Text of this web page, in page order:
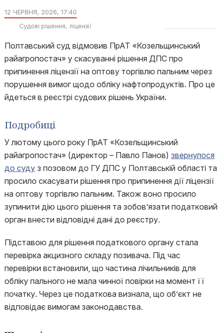
12 ЧЕРВНЯ, 2026, 17:40
Судові рішення ліцензії
Полтавський суд відмовив ПрАТ «Козельщинський
райагропостач» у скасуванні рішення ДПС про
припинення ліцензії на оптову торгівлю пальним через
порушення вимог щодо обліку нафтопродуктів. Про це
йдеться в реєстрі судових рішень України.
Подробиці
У лютому цього року ПрАТ «Козельщинський
райагропостач» (директор – Павло Панов) звернулося
до судуз позовом до ГУ ДПС у Полтавській області та
просило скасувати рішення про припинення дії ліцензії
на оптову торгівлю пальним. Також воно просило
зупинити дію цього рішення та зобов’язати податковий
орган внести відповідні дані до реєстру.
Підставою для рішення податкового органу стала
перевірка акцизного складу позивача. Під час
перевірки встановили, що частина лічильників для
обліку пального не мала чинної повірки на момент її
початку. Через це податкова визнала, що об’єкт не
відповідає вимогам законодавства.